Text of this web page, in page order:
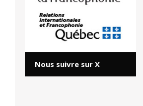
Nous suivre sur X